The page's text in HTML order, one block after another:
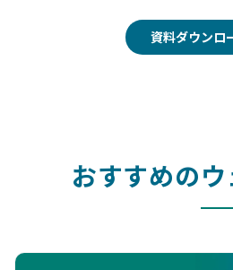
Excel運用から脱却し、承認・証憑管
保証機関との認識合わせに不安がある
保証に耐えうる算定・文書化の考え方
保証対応支援パッケージの内容
資料ダウンロ
おすすめの